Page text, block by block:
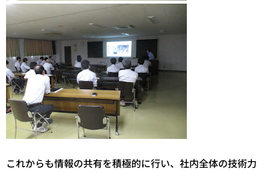
これからも情報の共有を積極的に行い、社内全体の技術力